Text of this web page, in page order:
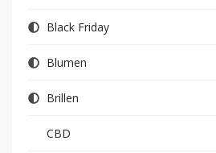
Black Friday
Blumen
Brillen
CBD